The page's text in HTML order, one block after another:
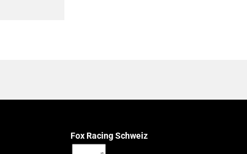
Fox Racing Schweiz